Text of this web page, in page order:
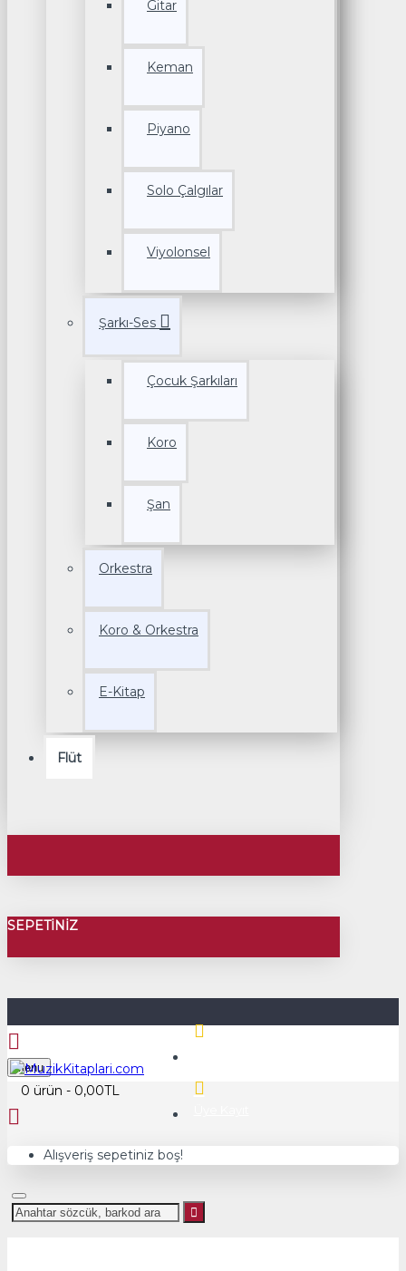
Gitar
Keman
Piyano
Solo Çalgılar
Viyolonsel
Şarkı-Ses
Çocuk Şarkıları
Koro
Şan
Orkestra
Koro & Orkestra
E-Kitap
Flüt
SEPETINIZ
Menu
0 ürün - 0,00TL
Alışveriş sepetiniz boş!